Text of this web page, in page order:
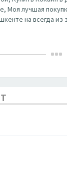
Моя лучшая
на всегда из